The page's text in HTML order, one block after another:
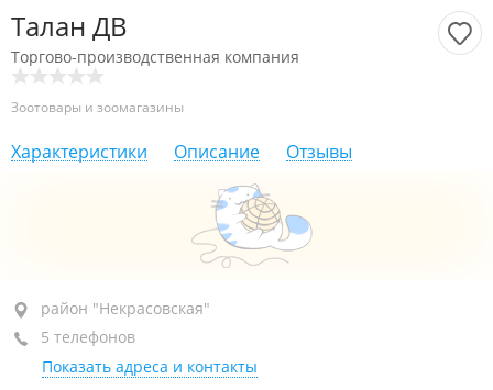
Талан ДВ
Торгово-производственная компания
Зоотовары и зоомагазины
Характеристики Описание Отзывы
район "Некрасовская", ул. Проходная 4-я, 31
оф. 25а
+7 (423) 295-87-70оптовая база
район "Некрасовская"
5 телефонов
Показать адреса и контакты